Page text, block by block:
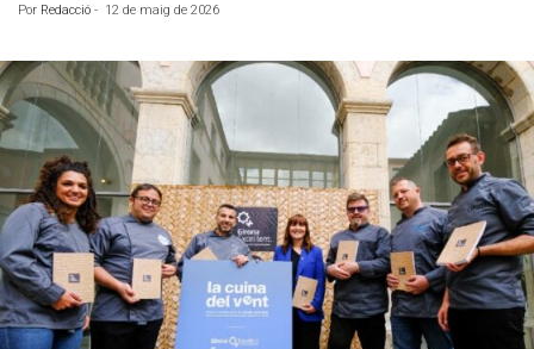
Por Redacció - 12 de maig de 2026